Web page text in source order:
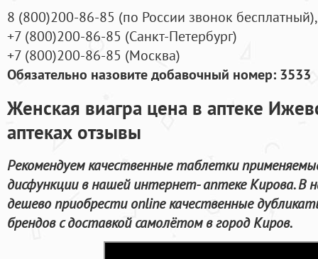
8 (800)200-86-85 (по России звонок бесплатный),
+7 (800)200-86-85 (Санкт-Петербург)
+7 (800)200-86-85 (Москва)
Обязательно назовите добавочный номер: 3533
Женская виагра цена в аптеке
аптеках отзывы
Рекомендуем качественные таблетки
дисфункции в нашей интернет- аптеке Кирова.
дешево приобрести online качественные
брендов с доставкой самолётом в город Киров.